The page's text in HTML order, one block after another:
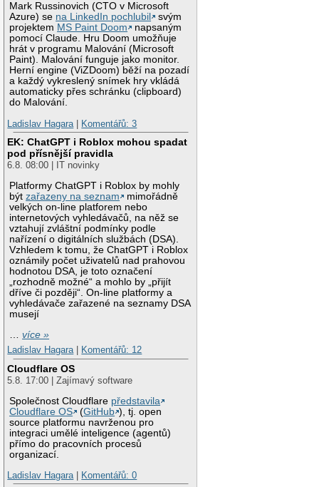
Mark Russinovich (CTO v Microsoft
Azure) se na LinkedIn pochlubil
svým
projektem MS Paint Doom
napsaným
pomocí Claude. Hru Doom umožňuje
hrát v programu Malování (Microsoft
Paint). Malování funguje jako monitor.
Herní engine (ViZDoom) běží na pozadí
a každý vykreslený snímek hry vkládá
automaticky přes schránku (clipboard)
do Malování.
Ladislav Hagara
Komentářů: 3
EK: ChatGPT i Roblox mohou spadat
pod přísnější pravidla
6.8. 08:00 | IT novinky
Platformy ChatGPT i Roblox by mohly
býtzařazeny na seznam
mimořádně
velkých on-line platforem nebo
internetových vyhledávačů, na něž se
vztahují zvláštní podmínky podle
nařízení o digitálních službách (DSA).
Vzhledem k tomu, že ChatGPT i Roblox
oznámily počet uživatelů nad prahovou
hodnotou DSA, je toto označení
„rozhodně možné“ a mohlo by „přijít
dříve či později“. On-line platformy a
vyhledávače zařazené na seznamy DSA
musejí
…více »
Ladislav Hagara| Komentářů: 12
Cloudflare OS
5.8. 17:00 | Zajímavý software
Společnost Cloudflare představila
Cloudflare OS
(GitHub ), tj. open
source platformu navrženou pro
integraci umělé inteligence (agentů)
přímo do pracovních procesů
organizací.
Ladislav Hagara| Komentářů: 0